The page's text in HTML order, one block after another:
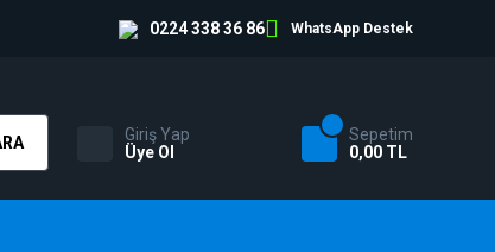
0224 338 36 86 WhatsApp Destek
Giriş Yap
Üye Ol
Sepetim
0,00 TL